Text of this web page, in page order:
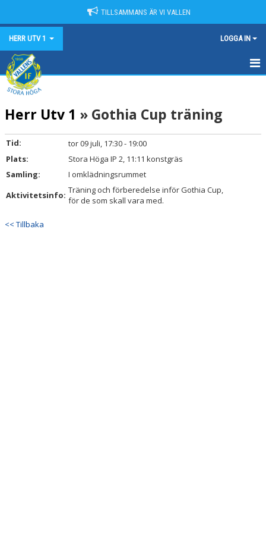
TILLSAMMANS ÄR VI VALLEN
HERR UTV 1 LOGGA IN
HEM
NYHETER
KALENDER
MATCHER
Herr Utv 1 » Gothia Cup träning
Tid:
tor 09 juli, 17:30 - 19:00
Plats:
Stora Höga IP 2, 11:11 konstgräs
Samling:
I omklädningsrummet
Aktivitetsinfo: Träning och förberedelse inför Gothia Cup,
för de som skall vara med.
<< Tillbaka